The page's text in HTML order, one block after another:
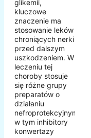
glikemii,
kluczowe
znaczenie ma
stosowanie leków
chroniących nerki
przed dalszym
uszkodzeniem. W
leczeniu tej
choroby stosuje
się różne grupy
preparatów o
działaniu
nefroprotekcyjnym,
w tym inhibitory
konwertazy